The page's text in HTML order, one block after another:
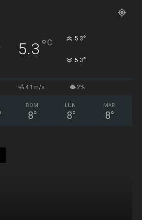
5.3 °C 5.3°
5.3°
4.1m/s 2%
DOM
8°
LUN
8°
MAR
8°